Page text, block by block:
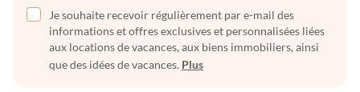
Je souhaite recevoir régulièrement par e-mail des
informations et offres exclusives et personnalisées liées
aux locations de vacances, aux biens immobiliers, ainsi
que des idées de vacances. Plus